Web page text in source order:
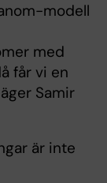
modell
med
får vi en
Samir
är inte